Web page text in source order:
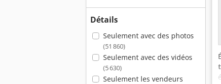
Détails
Seulement avec des photos
(51 860)
Seulement avec des vidéos
(5 630)
Seulement les vendeurs